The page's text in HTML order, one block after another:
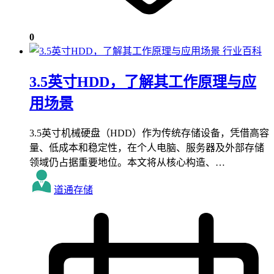
0
行业百科
3.5英寸HDD，了解其工作原理与应
用场景
3.5英寸机械硬盘（HDD）作为传统存储设备，凭借高容
量、低成本和稳定性，在个人电脑、服务器及外部存储
领域仍占据重要地位。本文将从核心构造、…
道通存储